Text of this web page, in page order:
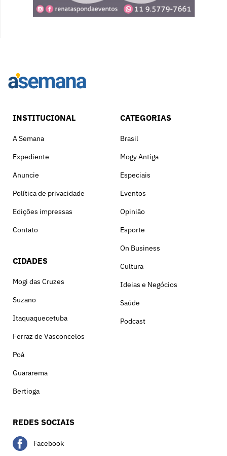
INSTITUCIONAL
A Semana
Expediente
Anuncie
Política de privacidade
Edições impressas
Contato
CIDADES
Mogi das Cruzes
Suzano
Itaquaquecetuba
Ferraz de Vasconcelos
Poá
Guararema
Bertioga
CATEGORIAS
Brasil
Mogy Antiga
Especiais
Eventos
Opinião
Esporte
On Business
Cultura
Ideias e Negócios
Saúde
Podcast
REDES SOCIAIS
Facebook